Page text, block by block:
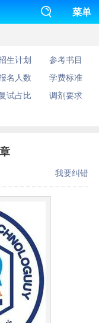
菜单
生计划
参考书目
名人数
学费标准
试占比
调剂要求
我要纠错